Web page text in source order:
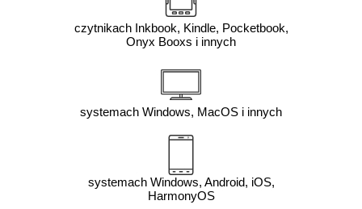
czytnikach Inkbook, Kindle, Pocketbook,
Onyx Booxs i innych
systemach Windows, MacOS i innych
systemach Windows, Android, iOS,
HarmonyOS